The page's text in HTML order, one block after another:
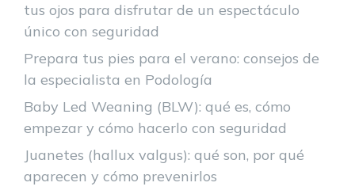
tus ojos para disfrutar de un espectáculo
único con seguridad
Prepara tus pies para el verano: consejos de
la especialista en Podología
Baby Led Weaning (BLW): qué es, cómo
empezar y cómo hacerlo con seguridad
Juanetes (hallux valgus): qué son, por qué
aparecen y cómo prevenirlos